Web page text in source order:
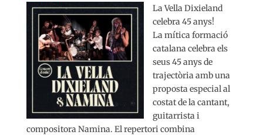
La Vella Dixieland
celebra 45 anys!
La mítica formació
catalana celebra els
seus 45 anys de
trajectòria amb una
proposta especial al
costat de la cantant,
guitarrista i
compositora Namina. El repertori combina